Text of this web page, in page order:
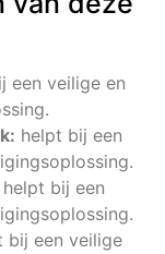
een veilige en
helpt bij een
helpt bij een
bij een veilige